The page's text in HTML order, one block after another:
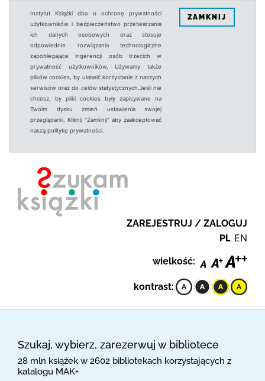
Instytut Książki dba o ochronę prywatności
użytkowników i bezpieczeństwo przetwarzania
ich danych osobowych oraz stosuje
odpowiednie rozwiązania technologiczne
zapobiegające ingerencji osób trzecich w
prywatność użytkowników. Używamy także
plików cookies, by ułatwić korzystanie z naszych
serwisów oraz do celów statystycznych.Jeśli nie
chcesz, by pliki cookies były zapisywane na
Twoim dysku zmień ustawienia swojej
przeglądarki. Kliknij "Zamknij" aby zaakceptować
naszą politykę prywatności.
ZAMKNIJ
ZAREJESTRUJ / ZALOGUJ
PL EN
wielkość:
kontrast:
Szukaj, wybierz, zarezerwuj w bibliotece
28 mln książek w 2602 bibliotekach korzystających z
katalogu MAK+